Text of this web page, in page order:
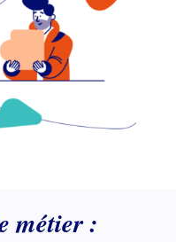
métier :